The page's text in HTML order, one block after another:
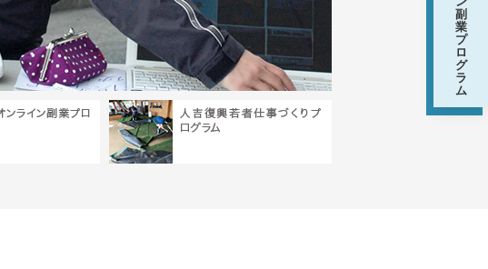
副
業
プ
ロ
グ
ラ
ム